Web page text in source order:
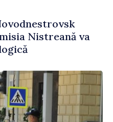
Nistreană va